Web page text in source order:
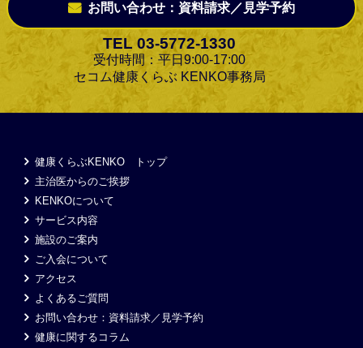
お問い合わせ：資料請求／見学予約
TEL 03-5772-1330
受付時間：平日9:00-17:00
セコム健康くらぶ KENKO事務局
健康くらぶKENKO トップ
主治医からのご挨拶
KENKOについて
サービス内容
施設のご案内
ご入会について
アクセス
よくあるご質問
お問い合わせ：資料請求／見学予約
健康に関するコラム